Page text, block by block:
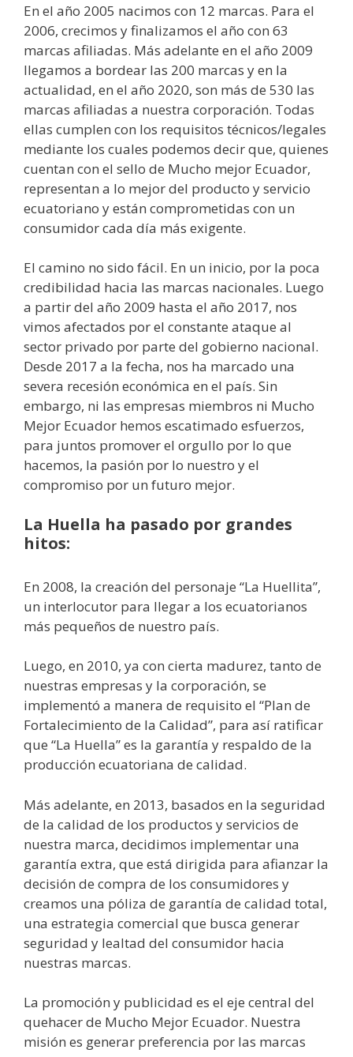
En el año 2005 nacimos con 12 marcas. Para el
2006, crecimos y finalizamos el año con 63
marcas afiliadas. Más adelante en el año 2009
llegamos a bordear las 200 marcas y en la
actualidad, en el año 2020, son más de 530 las
marcas afiliadas a nuestra corporación. Todas
ellas cumplen con los requisitos técnicos/legales
mediante los cuales podemos decir que, quienes
cuentan con el sello de Mucho mejor Ecuador,
representan a lo mejor del producto y servicio
ecuatoriano y están comprometidas con un
consumidor cada día más exigente.
El camino no sido fácil. En un inicio, por la poca
credibilidad hacia las marcas nacionales. Luego
a partir del año 2009 hasta el año 2017, nos
vimos afectados por el constante ataque al
sector privado por parte del gobierno nacional.
Desde 2017 a la fecha, nos ha marcado una
severa recesión económica en el país. Sin
embargo, ni las empresas miembros ni Mucho
Mejor Ecuador hemos escatimado esfuerzos,
para juntos promover el orgullo por lo que
hacemos, la pasión por lo nuestro y el
compromiso por un futuro mejor.
La Huella ha pasado por grandes
hitos:
En 2008, la creación del personaje “La Huellita”,
un interlocutor para llegar a los ecuatorianos
más pequeños de nuestro país.
Luego, en 2010, ya con cierta madurez, tanto de
nuestras empresas y la corporación, se
implementó a manera de requisito el “Plan de
Fortalecimiento de la Calidad”, para así ratificar
que “La Huella” es la garantía y respaldo de la
producción ecuatoriana de calidad.
Más adelante, en 2013, basados en la seguridad
de la calidad de los productos y servicios de
nuestra marca, decidimos implementar una
garantía extra, que está dirigida para afianzar la
decisión de compra de los consumidores y
creamos una póliza de garantía de calidad total,
una estrategia comercial que busca generar
seguridad y lealtad del consumidor hacia
nuestras marcas.
La promoción y publicidad es el eje central del
quehacer de Mucho Mejor Ecuador. Nuestra
misión es generar preferencia por las marcas